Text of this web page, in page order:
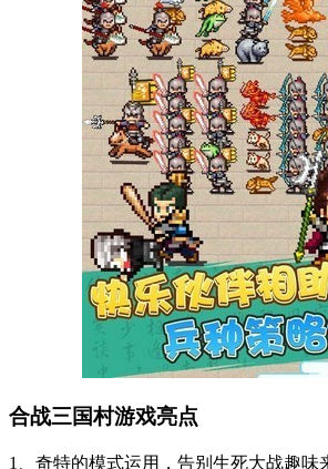
合战三国村游戏亮点
1、奇特的模式运用，告别生死大战趣味